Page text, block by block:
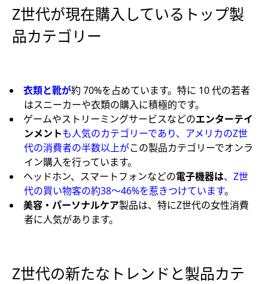
Z世代が現在購入しているトップ製
品カテゴリー
衣類と靴が約 70%を占めています。特に 10 代の若者
はスニーカーや衣類の購入に積極的です。
ゲームやストリーミングサービスなどのエンターテイ
ンメントも人気のカテゴリーであり、アメリカのZ世
代の消費者の半数以上がこの製品カテゴリーでオンラ
イン購入を行っています。
ヘッドホン、スマートフォンなどの電子機器は、Z世
代の買い物客の約38〜46%を惹きつけています。
美容・パーソナルケア製品は、特にZ世代の女性消費
者に人気があります。
Z世代の新たなトレンドと製品カテ